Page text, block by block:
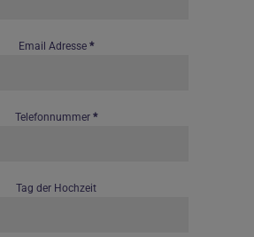
Email Adresse *
Telefonnummer *
Tag der Hochzeit